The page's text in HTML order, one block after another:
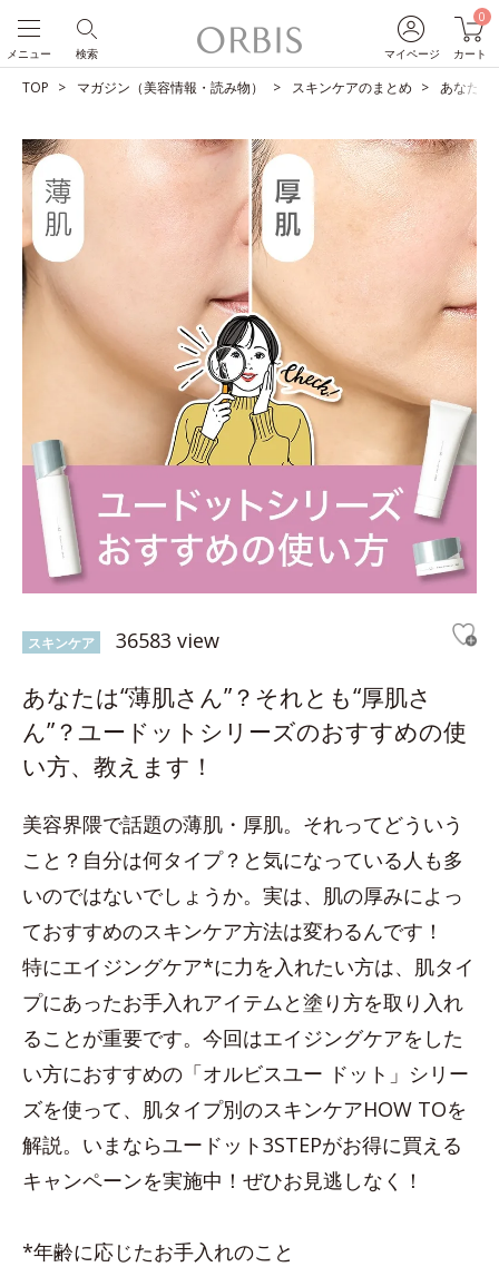
マイページ
0
カート
検索
メニュー
TOP マガジン（美容情報・読み物） スキンケアのまとめ あなたは
スキンケア 36583 view
あなたは“薄肌さん”？それとも“厚肌さ
ん”？ユードットシリーズのおすすめの使
い方、教えます！
美容界隈で話題の薄肌・厚肌。それってどういう
こと？自分は何タイプ？と気になっている人も多
いのではないでしょうか。実は、肌の厚みによっ
ておすすめのスキンケア方法は変わるんです！
特にエイジングケア*に力を入れたい方は、肌タイ
プにあったお手入れアイテムと塗り方を取り入れ
ることが重要です。今回はエイジングケアをした
い方におすすめの「オルビスユー ドット」シリー
ズを使って、肌タイプ別のスキンケアHOW TOを
解説。いまならユードット3STEPがお得に買える
キャンペーンを実施中！ぜひお見逃しなく！
*年齢に応じたお手入れのこと